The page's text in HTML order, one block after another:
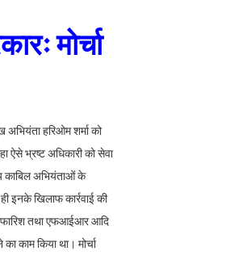
मोर्चा
अभियंता हरिओम शर्मा को
ऐसे भ्रष्ट अधिकारी को सेवा
काबिल अभियंताओं के
इनके खिलाफ कार्रवाई की
तथा एफआईआर आदि
काम किया था। मोर्चा